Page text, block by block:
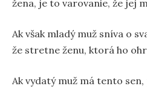
žena, je to varovanie, že jej
Ak však mladý muž sníva o
že stretne ženu, ktorá ho
Ak vydatý muž má tento